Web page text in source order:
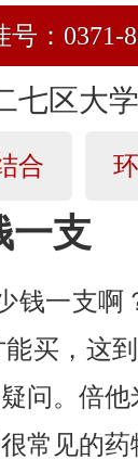
号：0371-
七区大
合
一支
钱一支啊
买，这
问。倍
常见的药